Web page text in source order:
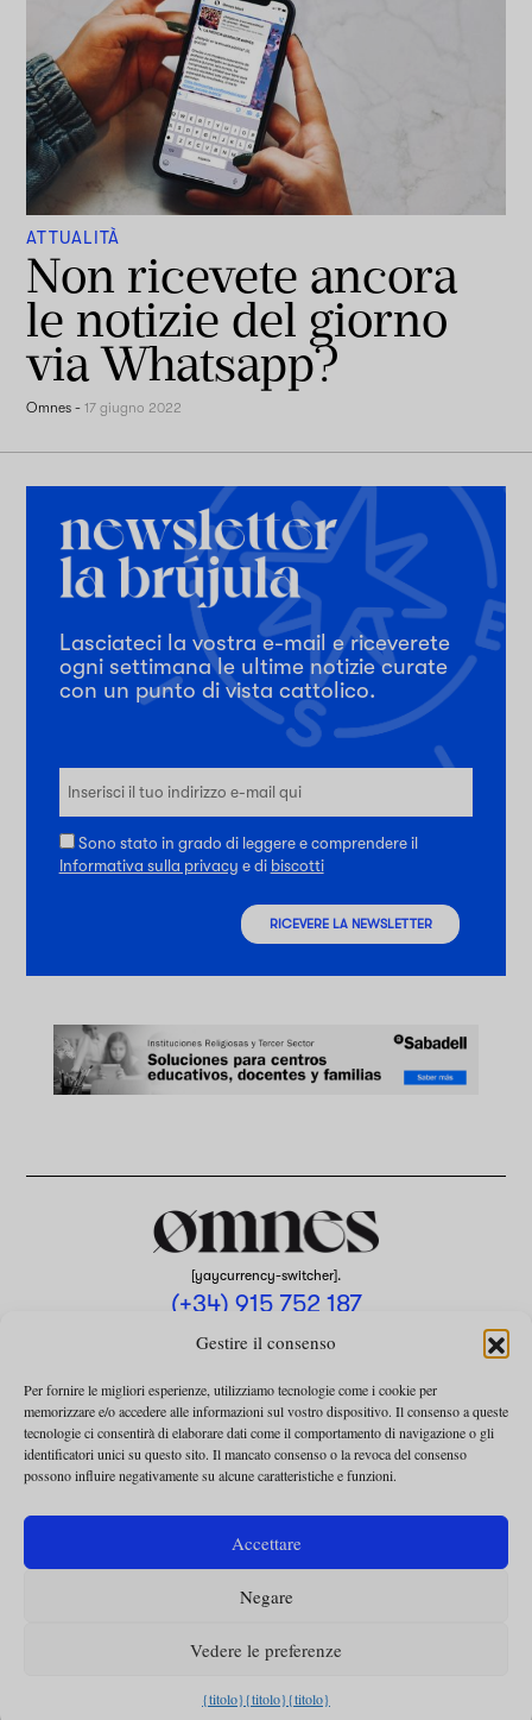
Gestire il consenso
Per fornire le migliori esperienze, utilizziamo tecnologie come i cookie per
memorizzare e/o accedere alle informazioni sul vostro dispositivo. Il consenso a queste
tecnologie ci consentirà di elaborare dati come il comportamento di navigazione o gli
identificatori unici su questo sito. Il mancato consenso o la revoca del consenso
possono influire negativamente su alcune caratteristiche e funzioni.
Accettare
Negare
Vedere le preferenze
{titolo}{titolo}{titolo}
ATTUALITÀ
Non ricevete ancora
le notizie del giorno
via Whatsapp?
Omnes -17 giugno 2022
Lasciateci la vostra e-mail e riceverete
ogni settimana le ultime notizie curate
con un punto di vista cattolico.
Sono stato in grado di leggere e comprendere il
Informativa sulla privacy e di biscotti
RICEVERE LA NEWSLETTER
[yaycurrency-switcher].
(+34) 915 752 187
omnes@omnesmag.com
INFORMATIVA SULLA PRIVACY
UTILIZZO DEI COOKIE
TERMINI E CONDIZIONI DELLA COLLABORAZIONE